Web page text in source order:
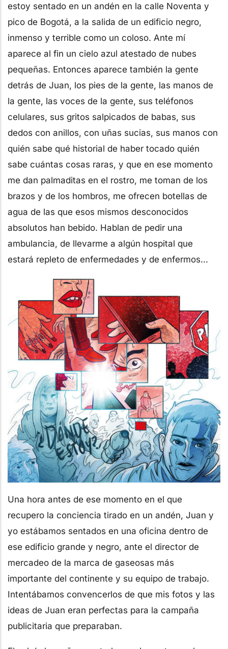
estoy sentado en un andén en la calle Noventa y
pico de Bogotá, a la salida de un edificio negro,
inmenso y terrible como un coloso. Ante mí
aparece al fin un cielo azul atestado de nubes
pequeñas. Entonces aparece también la gente
detrás de Juan, los pies de la gente, las manos de
la gente, las voces de la gente, sus teléfonos
celulares, sus gritos salpicados de babas, sus
dedos con anillos, con uñas sucias, sus manos con
quién sabe qué historial de haber tocado quién
sabe cuántas cosas raras, y que en ese momento
me dan palmaditas en el rostro, me toman de los
brazos y de los hombros, me ofrecen botellas de
agua de las que esos mismos desconocidos
absolutos han bebido. Hablan de pedir una
ambulancia, de llevarme a algún hospital que
estará repleto de enfermedades y de enfermos...
Una hora antes de ese momento en el que
recupero la conciencia tirado en un andén, Juan y
yo estábamos sentados en una oficina dentro de
ese edificio grande y negro, ante el director de
mercadeo de la marca de gaseosas más
importante del continente y su equipo de trabajo.
Intentábamos convencerlos de que mis fotos y las
ideas de Juan eran perfectas para la campaña
publicitaria que preparaban.